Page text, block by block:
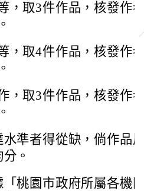
，取3件作品，核發作
，取4件作品，核發作
，取3件作品，核發作
水準者得從缺，倘作品
。
「桃園市政府所屬各機